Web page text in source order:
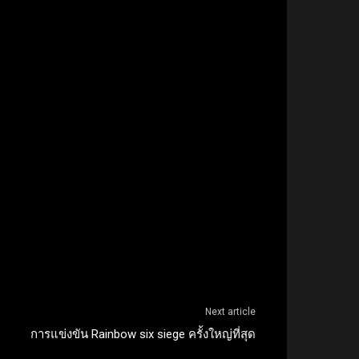
Next article
การแข่งขัน Rainbow six siege ครั้งใหญ่ที่สุด